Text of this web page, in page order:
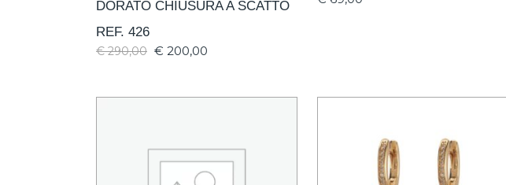
DORATO CHIUSURA A SCATTO
REF. 426
€290,00 € 200,00